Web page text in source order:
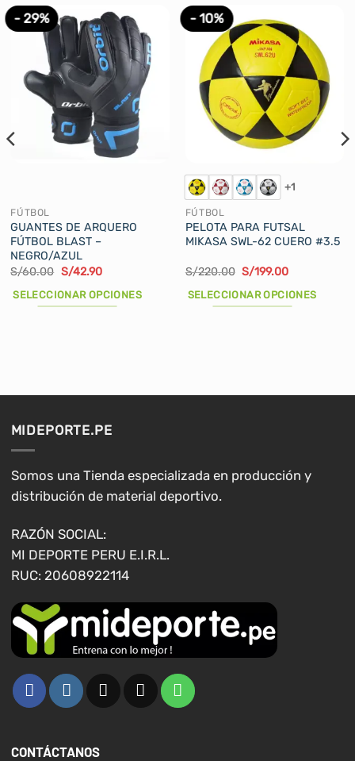
- 29%
FÚTBOL
GUANTES DE ARQUERO
FÚTBOL BLAST –
NEGRO/AZUL
S/60.00 El
original
era:
S/42.90El
actual
es:
SELECCIONAR OPCIONES
se
pueden
elegir
en
página
de
producto
- 10%
+1
FÚTBOL
PELOTA PARA FUTSAL
MIKASA SWL-62 CUERO #3.5
S/220.00 El
original
era:
S/199.00El
actual
es:
SELECCIONAR OPCIONES
elegir
en
MIDEPORTE.PE
Somos una Tienda especializada en producción y
distribución de material deportivo.
RAZÓN SOCIAL:
MI DEPORTE PERU E.I.R.L.
RUC: 20608922114
CONTÁCTANOS